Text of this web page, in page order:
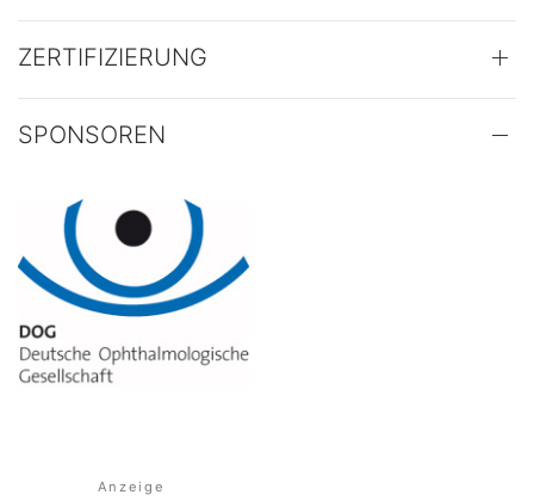
ZERTIFIZIERUNG
SPONSOREN